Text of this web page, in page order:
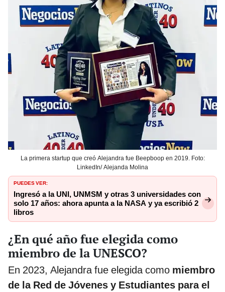
La primera startup que creó Alejandra fue Beepboop en 2019. Foto:
LinkedIn/ Alejanda Molina
PUEDES VER:
Ingresó a la UNI, UNMSM y otras 3 universidades con
solo 17 años: ahora apunta a la NASA y ya escribió 2
libros
¿En qué año fue elegida como
miembro de la UNESCO?
En 2023, Alejandra fue elegida como miembro
de la Red de Jóvenes y Estudiantes para el